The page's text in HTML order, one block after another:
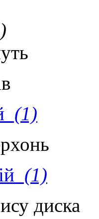
(1)
(1)
диска